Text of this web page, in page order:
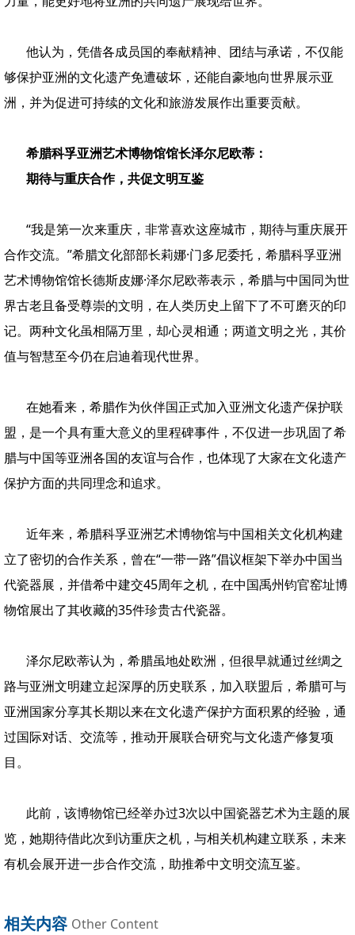
他认为，凭借各成员国的奉献精神、团结与承诺，不仅能
够保护亚洲的文化遗产免遭破坏，还能自豪地向世界展示亚
洲，并为促进可持续的文化和旅游发展作出重要贡献。
希腊科孚亚洲艺术博物馆馆长泽尔尼欧蒂：
期待与重庆合作，共促文明互鉴
“我是第一次来重庆，非常喜欢这座城市，期待与重庆展开
合作交流。”希腊文化部部长莉娜·门多尼委托，希腊科孚亚洲
艺术博物馆馆长德斯皮娜·泽尔尼欧蒂表示，希腊与中国同为世
界古老且备受尊崇的文明，在人类历史上留下了不可磨灭的印
记。两种文化虽相隔万里，却心灵相通；两道文明之光，其价
值与智慧至今仍在启迪着现代世界。
在她看来，希腊作为伙伴国正式加入亚洲文化遗产保护联
盟，是一个具有重大意义的里程碑事件，不仅进一步巩固了希
腊与中国等亚洲各国的友谊与合作，也体现了大家在文化遗产
保护方面的共同理念和追求。
近年来，希腊科孚亚洲艺术博物馆与中国相关文化机构建
立了密切的合作关系，曾在“一带一路”倡议框架下举办中国当
代瓷器展，并借希中建交45周年之机，在中国禹州钧官窑址博
物馆展出了其收藏的35件珍贵古代瓷器。
泽尔尼欧蒂认为，希腊虽地处欧洲，但很早就通过丝绸之
路与亚洲文明建立起深厚的历史联系，加入联盟后，希腊可与
亚洲国家分享其长期以来在文化遗产保护方面积累的经验，通
过国际对话、交流等，推动开展联合研究与文化遗产修复项
目。
此前，该博物馆已经举办过3次以中国瓷器艺术为主题的展
览，她期待借此次到访重庆之机，与相关机构建立联系，未来
有机会展开进一步合作交流，助推希中文明交流互鉴。
相关内容 Other Content